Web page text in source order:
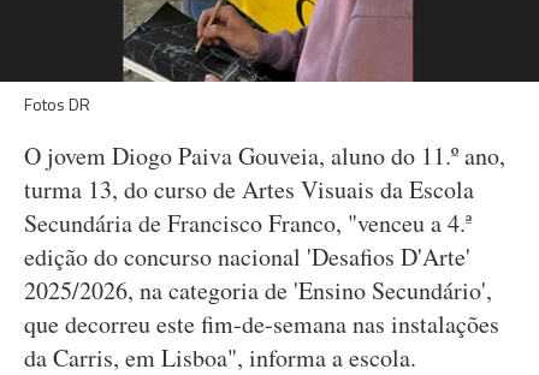
Fotos DR
O jovem Diogo Paiva Gouveia, aluno do 11.º ano,
turma 13, do curso de Artes Visuais da Escola
Secundária de Francisco Franco, "venceu a 4.ª
edição do concurso nacional 'Desafios D'Arte'
2025/2026, na categoria de 'Ensino Secundário',
que decorreu este fim-de-semana nas instalações
da Carris, em Lisboa", informa a escola.